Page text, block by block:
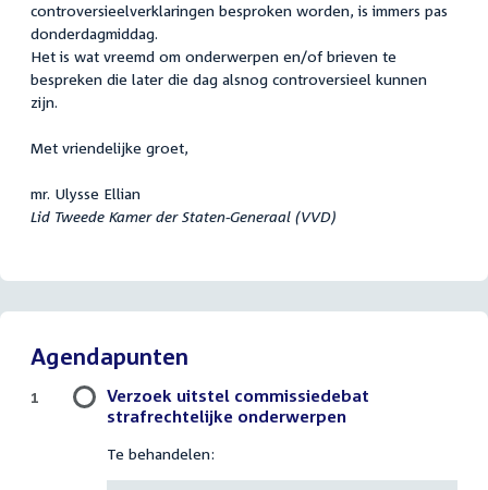
controversieelverklaringen besproken worden, is immers pas
donderdagmiddag.
Het is wat vreemd om onderwerpen en/of brieven te
bespreken die later die dag alsnog controversieel kunnen
zijn.
Met vriendelijke groet,
mr. Ulysse Ellian
Lid Tweede Kamer der Staten-Generaal (VVD)
Agendapunten
Verzoek uitstel commissiedebat
strafrechtelijke onderwerpen
Te behandelen:
1